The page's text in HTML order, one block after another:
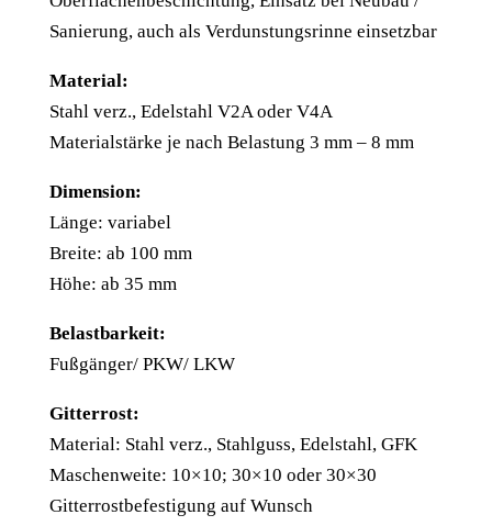
Sanierung, auch als Verdunstungsrinne einsetzbar
Material:
Stahl verz., Edelstahl V2A oder V4A
Materialstärke je nach Belastung 3 mm – 8 mm
Dimension:
Länge: variabel
Breite: ab 100 mm
Höhe: ab 35 mm
Belastbarkeit:
Fußgänger/ PKW/ LKW
Gitterrost:
Material: Stahl verz., Stahlguss, Edelstahl, GFK
Maschenweite: 10×10; 30×10 oder 30×30
Gitterrostbefestigung auf Wunsch